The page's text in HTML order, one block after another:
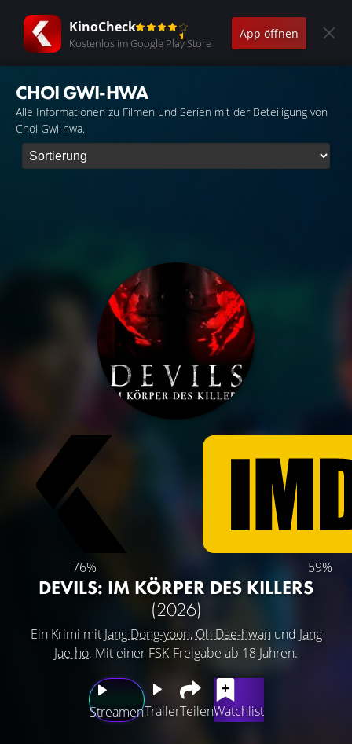
KinoCheck
Kostenlos im Google Play Store
App öffnen
CHOI GWI-HWA
Alle Informationen zu Filmen und Serien mit der Beteiligung von
Choi Gwi-hwa.
76% 59%
DEVILS: IM KÖRPER DES KILLERS
(2026)
Ein Krimi mit Jang Dong-yoon, Oh Dae-hwanund Jang
Jae-ho. Mit einer FSK-Freigabe ab 18 Jahren.
StreamenTrailerTeilenWatchlist